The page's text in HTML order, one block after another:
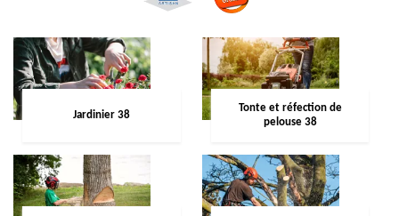
Jardinier 38
Tonte et réfection de
pelouse 38